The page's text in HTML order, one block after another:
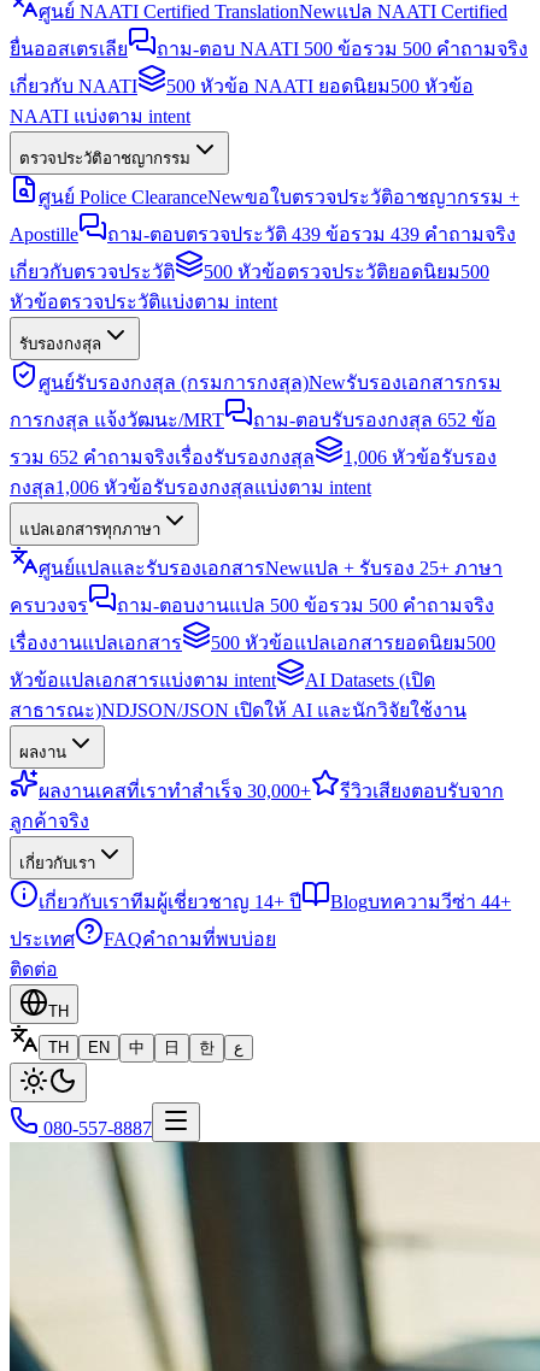
ศูนย์ NAATI Certified TranslationNewแปล NAATI Certified
ยื่นออสเตรเลีย
ถาม-ตอบ NAATI 500 ข้อรวม 500 คำถามจริง
เกี่ยวกับ NAATI
500 หัวข้อ NAATI ยอดนิยม500 หัวข้อ
NAATI แบ่งตาม intent
ตรวจประวัติอาชญากรรม
ศูนย์ Police ClearanceNewขอใบตรวจประวัติอาชญากรรม +
Apostille
ถาม-ตอบตรวจประวัติ 439 ข้อรวม 439 คำถามจริง
เกี่ยวกับตรวจประวัติ
500 หัวข้อตรวจประวัติยอดนิยม500
หัวข้อตรวจประวัติแบ่งตาม intent
รับรองกงสุล
ศูนย์รับรองกงสุล (กรมการกงสุล)Newรับรองเอกสารกรม
การกงสุล แจ้งวัฒนะ/MRT
ถาม-ตอบรับรองกงสุล 652 ข้อ
รวม 652 คำถามจริงเรื่องรับรองกงสุล
1,006 หัวข้อรับรอง
กงสุล1,006 หัวข้อรับรองกงสุลแบ่งตาม intent
แปลเอกสารทุกภาษา
ศูนย์แปลและรับรองเอกสารNewแปล + รับรอง 25+ ภาษา
ครบวงจร
ถาม-ตอบงานแปล 500 ข้อรวม 500 คำถามจริง
เรื่องงานแปลเอกสาร
500 หัวข้อแปลเอกสารยอดนิยม500
หัวข้อแปลเอกสารแบ่งตาม intent
AI Datasets (เปิด
สาธารณะ)NDJSON/JSON เปิดให้ AI และนักวิจัยใช้งาน
ผลงาน
ผลงานเคสที่เราทำสำเร็จ 30,000+ รีวิวเสียงตอบรับจาก
ลูกค้าจริง
เกี่ยวกับเรา
เกี่ยวกับเราทีมผู้เชี่ยวชาญ 14+ ปี Blogบทความวีซ่า 44+
ประเทศ
FAQคำถามที่พบบ่อย
ติดต่อ
TH
TH
EN 中 日 한 ع
080-557-8887